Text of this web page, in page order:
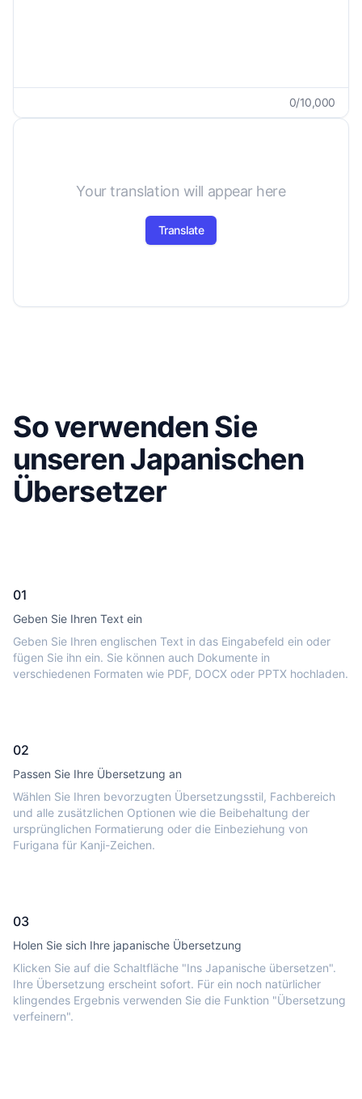
0/10,000
Your translation will appear here
Translate
So verwenden Sie
unseren Japanischen
Übersetzer
01
Geben Sie Ihren Text ein
Geben Sie Ihren englischen Text in das Eingabefeld ein oder
fügen Sie ihn ein. Sie können auch Dokumente in
verschiedenen Formaten wie PDF, DOCX oder PPTX hochladen.
02
Passen Sie Ihre Übersetzung an
Wählen Sie Ihren bevorzugten Übersetzungsstil, Fachbereich
und alle zusätzlichen Optionen wie die Beibehaltung der
ursprünglichen Formatierung oder die Einbeziehung von
Furigana für Kanji-Zeichen.
03
Holen Sie sich Ihre japanische Übersetzung
Klicken Sie auf die Schaltfläche "Ins Japanische übersetzen".
Ihre Übersetzung erscheint sofort. Für ein noch natürlicher
klingendes Ergebnis verwenden Sie die Funktion "Übersetzung
verfeinern".